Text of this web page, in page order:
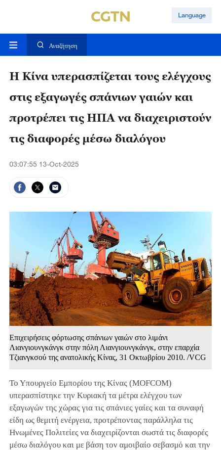
Language
Αναζήτηση
Η Κίνα υπερασπίζεται τους ελέγχους
στις εξαγωγές σπάνιων γαιών και
προτρέπει τις ΗΠΑ να διαχειριστούν
τις διαφορές μέσω διαλόγου
03:07:55 13-Oct-2025
Επιχειρήσεις φόρτωσης σπάνιων γαιών στο λιμάνι
Λιανγιουνγκάνγκ στην πόλη Λιανγιουνγκάνγκ, στην επαρχία
Τζιανγκσού της ανατολικής Κίνας, 31 Οκτωβρίου 2010. /VCG
Το Υπουργείο Εμπορίου της Κίνας (MOFCOM)
υπερασπίστηκε την Κυριακή τα μέτρα ελέγχου των
εξαγωγών της χώρας για τις σπάνιες γαίες και τα συναφή
είδη ως θεμιτή ενέργεια, προτρέποντας παράλληλα τις
Ηνωμένες Πολιτείες να διαχειρίζονται σωστά τις διαφορές
μέσω διαλόγου και με βάση τον αμοιβαίο σεβασμό και την